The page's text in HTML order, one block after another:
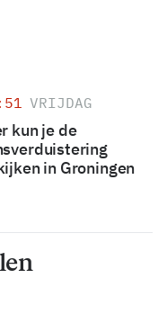
VRIJDAG
kun je de
in Groningen